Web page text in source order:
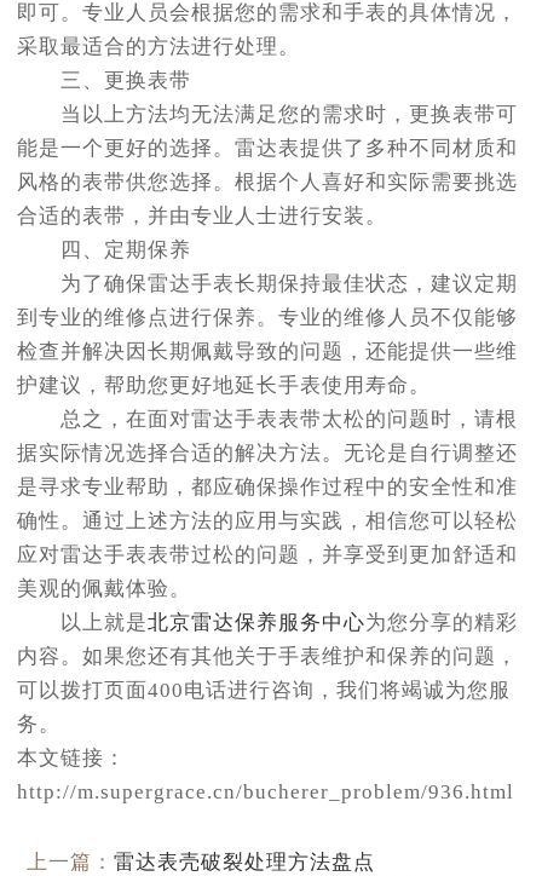
即可。专业人员会根据您的需求和手表的具体情况，
采取最适合的方法进行处理。
三、更换表带
当以上方法均无法满足您的需求时，更换表带可
能是一个更好的选择。雷达表提供了多种不同材质和
风格的表带供您选择。根据个人喜好和实际需要挑选
合适的表带，并由专业人士进行安装。
四、定期保养
为了确保雷达手表长期保持最佳状态，建议定期
到专业的维修点进行保养。专业的维修人员不仅能够
检查并解决因长期佩戴导致的问题，还能提供一些维
护建议，帮助您更好地延长手表使用寿命。
总之，在面对雷达手表表带太松的问题时，请根
据实际情况选择合适的解决方法。无论是自行调整还
是寻求专业帮助，都应确保操作过程中的安全性和准
确性。通过上述方法的应用与实践，相信您可以轻松
应对雷达手表表带过松的问题，并享受到更加舒适和
美观的佩戴体验。
以上就是北京雷达保养服务中心为您分享的精彩
内容。如果您还有其他关于手表维护和保养的问题，
可以拨打页面400电话进行咨询，我们将竭诚为您服
务。
本文链接：
http://m.supergrace.cn/bucherer_problem/936.html
上一篇：雷达表壳破裂处理方法盘点